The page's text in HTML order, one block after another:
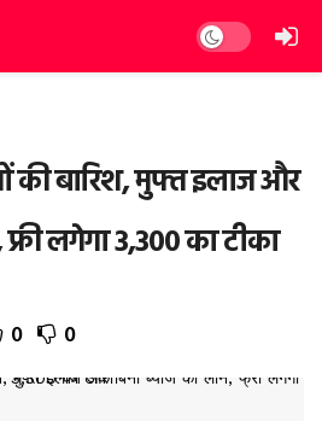
Dark mode
की बारिश, मुफ्त इलाज और
लगेगा 3,300 का टीका
0 0